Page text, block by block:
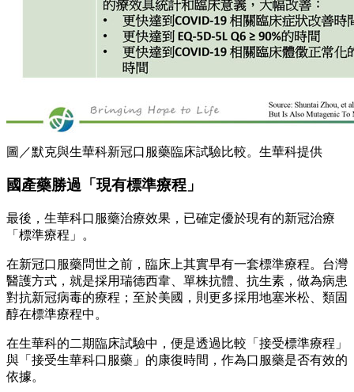
圖／默克與生華科新冠口服藥臨床試驗比較。生華科提供
國產藥勝過「現有標準療程」
最後，生華科口服藥治療效果，已確定優於現有的新冠治療
「標準療程」。
在新冠口服藥問世之前，臨床上其實早有一套標準療程。台灣
醫護方式，就是採用瑞德西韋、單株抗體、抗生素，做為病患
對抗新冠病毒的療程；至於美國，則更多採用地塞米松、類固
醇在標準療程中。
在生華科的二期臨床試驗中，便是透過比較「接受標準療程」
與「接受生華科口服藥」的康復時間，作為口服藥是否有效的
依據。